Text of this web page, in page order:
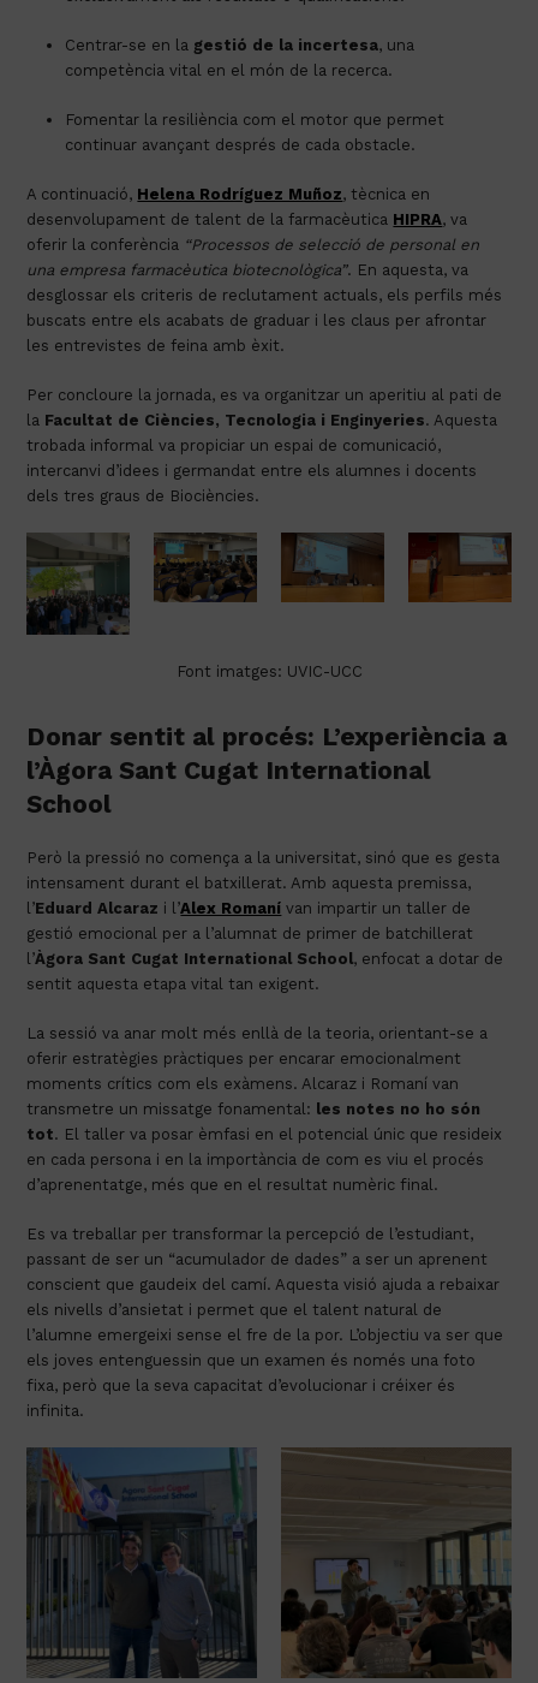
Centrar-se en la gestió de la incertesa, una
competència vital en el món de la recerca.
Fomentar la resiliència com el motor que permet
continuar avançant després de cada obstacle.
A continuació, Helena Rodríguez Muñoz, tècnica en
desenvolupament de talent de la farmacèutica HIPRA, va
oferir la conferència “Processos de selecció de personal en
una empresa farmacèutica biotecnològica”. En aquesta, va
desglossar els criteris de reclutament actuals, els perfils més
buscats entre els acabats de graduar i les claus per afrontar
les entrevistes de feina amb èxit.
Per concloure la jornada, es va organitzar un aperitiu al pati de
la Facultat de Ciències, Tecnologia i Enginyeries. Aquesta
trobada informal va propiciar un espai de comunicació,
intercanvi d’idees i germandat entre els alumnes i docents
dels tres graus de Biociències.
Font imatges: UVIC-UCC
Donar sentit al procés: L’experiència a
l’Àgora Sant Cugat International
School
Però la pressió no comença a la universitat, sinó que es gesta
intensament durant el batxillerat. Amb aquesta premissa,
l’Eduard Alcaraz i l’Alex Romaní van impartir un taller de
gestió emocional per a l’alumnat de primer de batchillerat
l’Àgora Sant Cugat International School, enfocat a dotar de
sentit aquesta etapa vital tan exigent.
La sessió va anar molt més enllà de la teoria, orientant-se a
oferir estratègies pràctiques per encarar emocionalment
moments crítics com els exàmens. Alcaraz i Romaní van
transmetre un missatge fonamental: les notes no ho són
tot. El taller va posar èmfasi en el potencial únic que resideix
en cada persona i en la importància de com es viu el procés
d’aprenentatge, més que en el resultat numèric final.
Es va treballar per transformar la percepció de l’estudiant,
passant de ser un “acumulador de dades” a ser un aprenent
conscient que gaudeix del camí. Aquesta visió ajuda a rebaixar
els nivells d’ansietat i permet que el talent natural de
l’alumne emergeixi sense el fre de la por. L’objectiu va ser que
els joves entenguessin que un examen és només una foto
fixa, però que la seva capacitat d’evolucionar i créixer és
infinita.